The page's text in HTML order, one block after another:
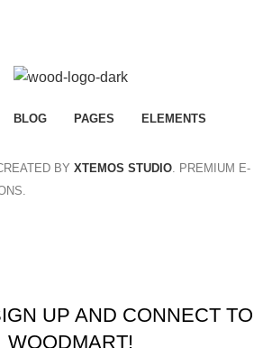
BLOG PAGES ELEMENTS
BY XTEMOS STUDIO. PREMIUM E-
UP AND CONNECT TO
WOODMART!